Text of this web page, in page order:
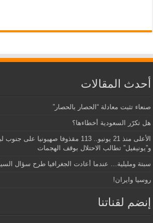
أحدث المقالات
صنعاء تثبت معادلة “الحصار بالحصار”
هل تكرّر السعودية أخطاءها؟
الأعلى منذ 21 يونيو.. 113 مقذوفا صهيونيا
و”يونيفيل” تطالب الاحتلال بوقف الهجمات
سبتة ومليلية… عندما أعادت الجغرافيا طرح سؤال
روسيا وايران!
إنضم لقناتنا